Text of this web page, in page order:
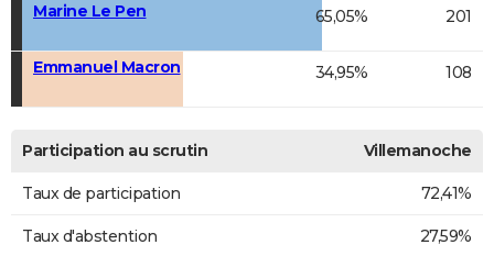
Marine Le Pen
65,05% 201
Emmanuel Macron 34,95% 108
Participation au scrutin Villemanoche
Taux de participation 72,41%
Taux d'abstention 27,59%